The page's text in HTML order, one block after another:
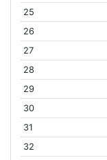
25
26
27
28
29
30
31
32